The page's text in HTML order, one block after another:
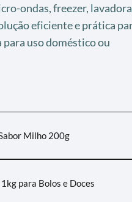
ondas, freezer,
eficiente e prática
uso doméstico ou
Milho 200g
para Bolos e Doces